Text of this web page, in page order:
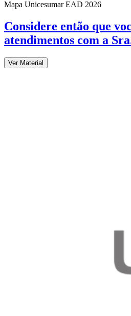
Mapa Unicesumar EAD 2026
Considere então que
atendimentos com a
Ver Material